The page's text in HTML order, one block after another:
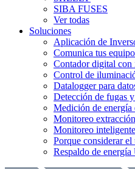
SIBA FUSES
Ver todas
Soluciones
Aplicación de
Comunica tus
Contador digital con
Control de
Datalogger para
Detección de fugas
Medición de energía
Monitoreo
Monitoreo
Porque considerar
Respaldo de energía